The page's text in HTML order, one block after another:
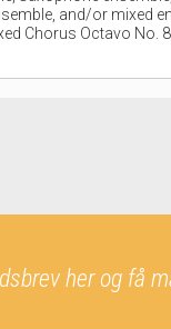
and/or mixed
Chorus Octavo No.
her og få